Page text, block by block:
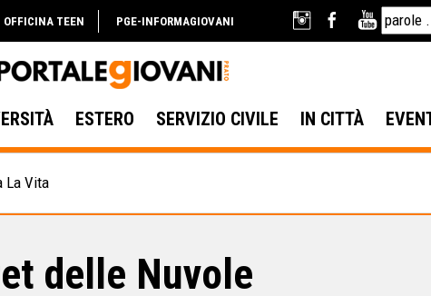
OFFICINA TEEN PGE-INFORMAGIOVANI
ESTERO SERVIZIO CIVILE IN CITTÀ
La Vita
delle Nuvole